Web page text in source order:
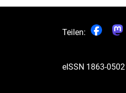
Teilen:
eISSN 1863-0502